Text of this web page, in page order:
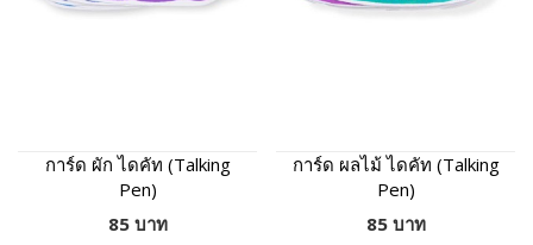
การ์ด ผัก ไดคัท (Talking
Pen)
85 บาท
การ์ด ผลไม้ ไดคัท (Talking
Pen)
85 บาท